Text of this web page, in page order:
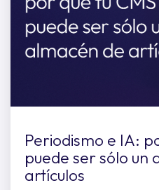
Periodismo e IA:
puede ser sólo un
artículos